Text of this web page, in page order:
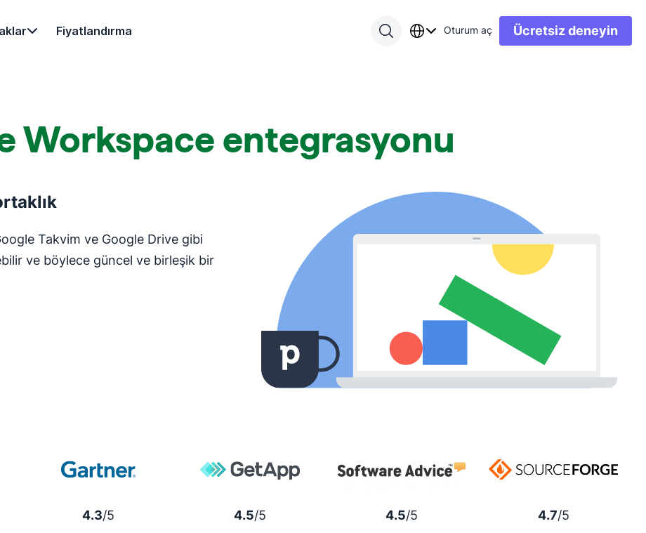
Fiyatlandırma Oturum aç Ücretsiz deneyin
Workspace entegrasyonu
Takvim ve Google Drive gibi
ve böylece güncel ve birleşik bir
4.3/5 4.5/5 4.5/5 4.7/5